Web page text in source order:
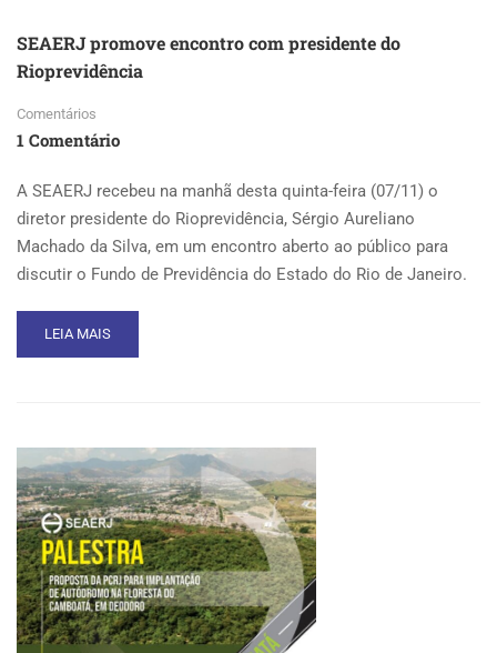
SEAERJ
SEAERJ promove encontro com presidente do
Rioprevidência
Comentários
1 Comentário
A SEAERJ recebeu na manhã desta quinta-feira (07/11) o
diretor presidente do Rioprevidência, Sérgio Aureliano
Machado da Silva, em um encontro aberto ao público para
discutir o Fundo de Previdência do Estado do Rio de Janeiro.
READ
MORE
COM
PRESIDENTE
DO
RIOPREVIDÊNCIA
LEIA MAIS